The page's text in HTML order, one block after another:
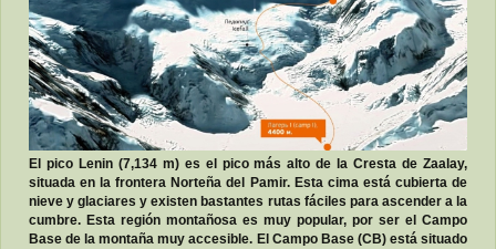
El pico Lenin (7,134 m) es el pico más alto de la Cresta de Zaalay,
situada en la frontera Norteña del Pamir. Esta cima está cubierta de
nieve y glaciares y existen bastantes rutas fáciles para ascender a la
cumbre. Esta región montañosa es muy popular, por ser el Campo
Base de la montaña muy accesible. El Campo Base (CB) está situado